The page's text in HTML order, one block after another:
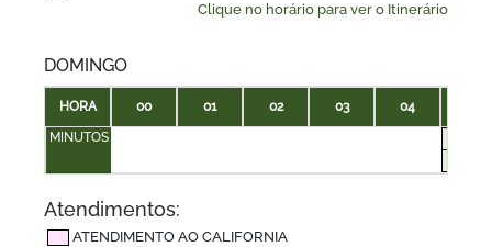
Clique no horário para ver o Itinerário
DOMINGO
HORA 00 01 02 03 04
MINUTOS
Atendimentos:
ATENDIMENTO AO CALIFORNIA